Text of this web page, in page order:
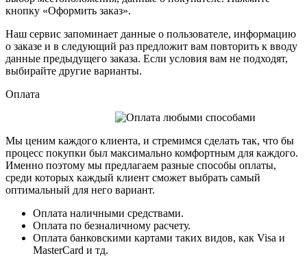
кнопку «Оформить заказ».
Наш сервис запоминает данные о пользователе, информацию
о заказе и в следующий раз предложит вам повторить к вводу
данные предыдущего заказа. Если условия вам не подходят,
выбирайте другие варианты.
Оплата
Мы ценим каждого клиента, и стремимся сделать так, что бы
процесс покупки был максимально комфортным для каждого.
Именно поэтому мы предлагаем разные способы оплаты,
среди которых каждый клиент сможет выбрать самый
оптимальный для него вариант.
Оплата наличными средствами.
Оплата по безналичному расчету.
Оплата банковскими картами таких видов, как Visa и
MasterCard и тд.